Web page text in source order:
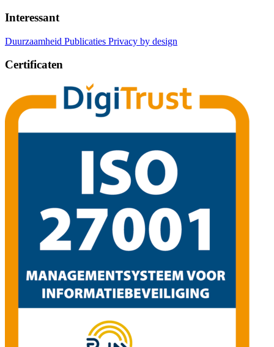
Interessant
Duurzaamheid Publicaties Privacy by design
Certificaten